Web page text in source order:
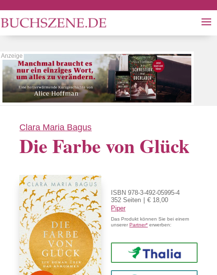
Clara Maria Bagus
Die Farbe von Glück
ISBN 978-3-492-05995-4
352 Seiten
€ 18,00
Piper
Das Produkt können Sie bei einem
unsererPartner* erwerben:
Thalia